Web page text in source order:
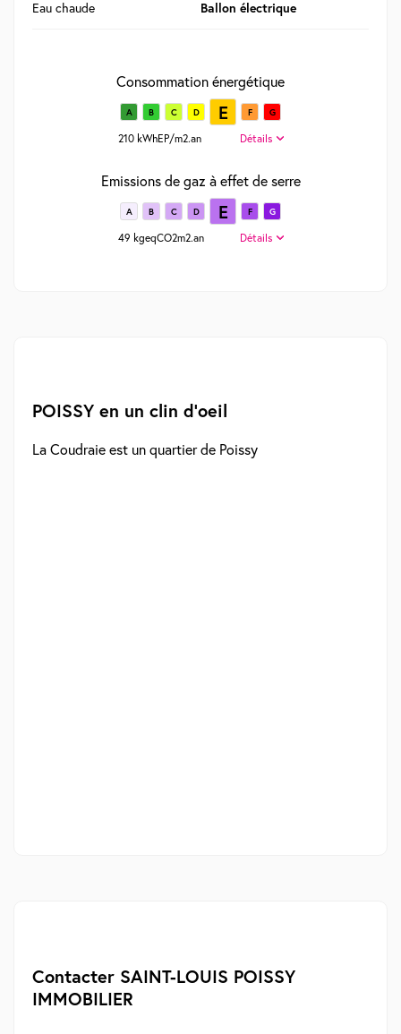
Eau chaude Ballon électrique
Consommation énergétique
A B C D E F G
210 kWhEP/m2.an Détails
Emissions de gaz à effet de serre
A B C D E F G
49 kgeqCO2m2.an Détails
POISSY en un clin d'oeil
La Coudraie est un quartier de Poissy
Contacter SAINT-LOUIS POISSY
IMMOBILIER